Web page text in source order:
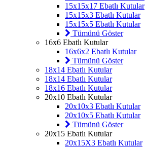
15x15x17 Ebatlı Kutular
15x15x3 Ebatlı Kutular
15x15x5 Ebatlı Kutular
Tümünü Göster
16x6 Ebatlı Kutular
16x6x2 Ebatlı Kutular
Tümünü Göster
18x14 Ebatlı Kutular
18x14 Ebatlı Kutular
18x16 Ebatlı Kutular
20x10 Ebatlı Kutular
20x10x3 Ebatlı Kutular
20x10x5 Ebatlı Kutular
Tümünü Göster
20x15 Ebatlı Kutular
20x15X3 Ebatlı Kutular